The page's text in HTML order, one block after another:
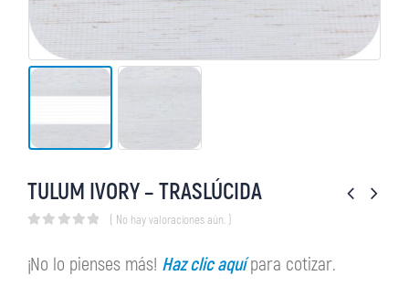
TULUM IVORY – TRASLÚCIDA
( No hay valoraciones aún. )
¡No lo pienses más! Haz clic aquípara cotizar.